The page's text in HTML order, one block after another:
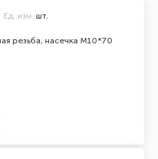
резьба, насечка М10*70
Ед. изм. шт.